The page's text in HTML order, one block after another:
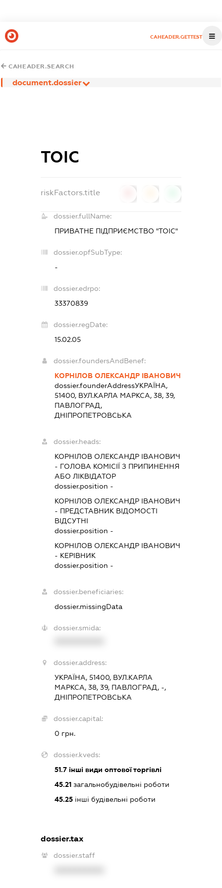
CAHEADER.GETTEST
CAHEADER.SEARCH
document.dossier
ТОІС
riskFactors.title
dossier.fullName:
ПРИВАТНЕ ПІДПРИЄМСТВО "ТОІС"
dossier.opfSubType:
-
dossier.edrpo:
33370839
dossier.regDate:
15.02.05
dossier.foundersAndBenef:
КОРНІЛОВ ОЛЕКСАНДР ІВАНОВИЧ
dossier.founderAddressУКРАЇНА,
51400, ВУЛ.КАРЛА МАРКСА, 38, 39,
ПАВЛОГРАД,
ДНІПРОПЕТРОВСЬКА
dossier.heads:
КОРНІЛОВ ОЛЕКСАНДР ІВАНОВИЧ
- ГОЛОВА КОМІСІЇ З ПРИПИНЕННЯ
АБО ЛІКВІДАТОР
dossier.position -
КОРНІЛОВ ОЛЕКСАНДР ІВАНОВИЧ
- ПРЕДСТАВНИК ВІДОМОСТІ
ВІДСУТНІ
dossier.position -
КОРНІЛОВ ОЛЕКСАНДР ІВАНОВИЧ
- КЕРІВНИК
dossier.position -
dossier.beneficiaries:
dossier.missingData
dossier.smida:
dossier.address:
УКРАЇНА, 51400, ВУЛ.КАРЛА
МАРКСА, 38, 39, ПАВЛОГРАД, -,
ДНІПРОПЕТРОВСЬКА
dossier.capital:
0 грн.
dossier.kveds:
51.7 інші види оптової торгівлі
45.21 загальнобудівельні роботи
45.25 інші будівельні роботи
dossier.tax
dossier.staff